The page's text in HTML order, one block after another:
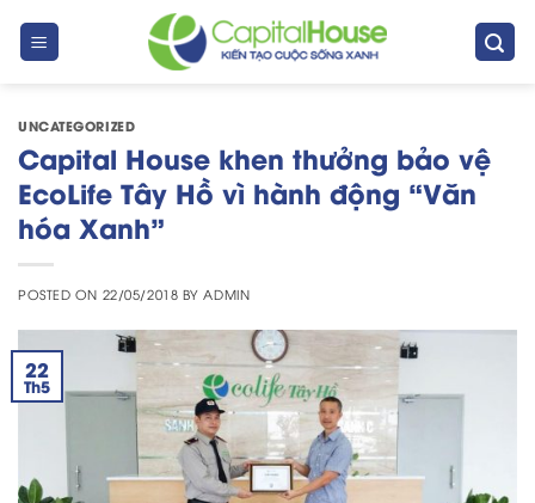
UNCATEGORIZED
Capital House khen thưởng bảo vệ
EcoLife Tây Hồ vì hành động “Văn
hóa Xanh”
POSTED ON 22/05/2018 BY ADMIN
22
Th5